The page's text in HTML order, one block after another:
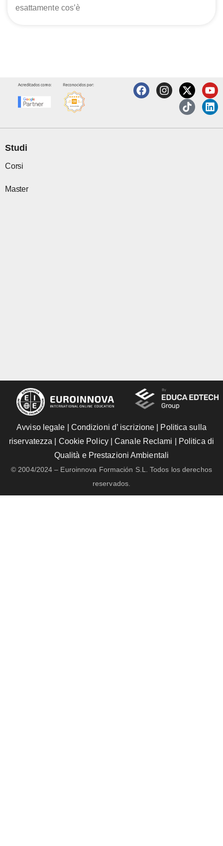
esattamente cos’è
F
a
b
I
n
a
X
-
t
w
i
Y
o
u
t
u
T
i
k
t
o
L
i
n
k
e
Studi
Corsi
Master
Avviso legale Condizioni d’ iscrizione
Politica sulla
riservatezza
Cookie Policy|Canale Reclami
Politica di
Qualità e Prestazioni Ambientali
© 2004/2024 – Euroinnova Formación S.L. Todos los derechos
reservados.